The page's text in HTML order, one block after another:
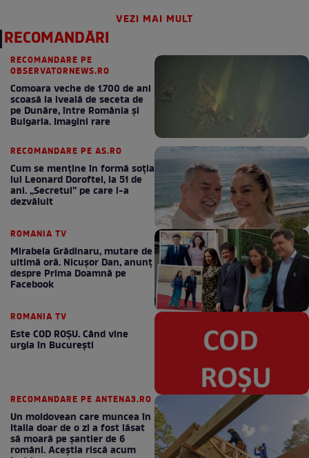
VEZI MAI MULT
RECOMANDĂRI
RECOMANDARE PE
OBSERVATORNEWS.RO
Comoara veche de 1.700 de ani
scoasă la iveală de seceta de
pe Dunăre, între România şi
Bulgaria. Imagini rare
RECOMANDARE PE AS.RO
Cum se menţine în formă soţia
lui Leonard Doroftei, la 51 de
ani. „Secretul” pe care l-a
dezvăluit
ROMANIA TV
Mirabela Grădinaru, mutare de
ultimă oră. Nicuşor Dan, anunţ
despre Prima Doamnă pe
Facebook
ROMANIA TV
Este COD ROŞU. Când vine
urgia în Bucureşti
RECOMANDARE PE ANTENA3.RO
Un moldovean care muncea în
Italia doar de o zi a fost lăsat
să moară pe şantier de 6
români. Aceștia riscă acum